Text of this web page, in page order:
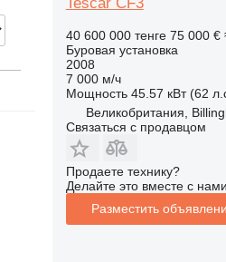
40 600 000 тенге 75 000 €
Буровая установка
2008
7 000 м/ч
Мощность 45.57 кВт (62
Великобритания,
Связаться с продавцом
Продаете технику?
Делайте это вместе с
Разместить